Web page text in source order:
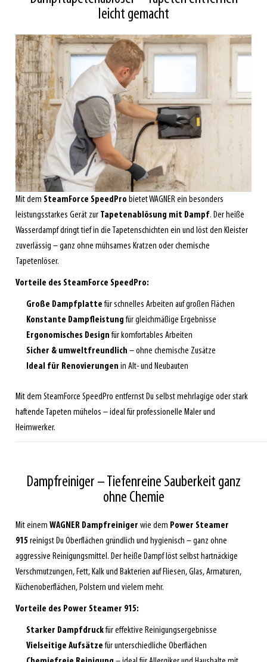
leicht gemacht
Mit dem SteamForce SpeedPro bietet WAGNER ein besonders
leistungsstarkes Gerät zur Tapetenablösung mit Dampf. Der heiße
Wasserdampf dringt tief in die Tapetenschichten ein und löst den Kleister
zuverlässig – ganz ohne mühsames Kratzen oder chemische
Tapetenlöser.
Vorteile des SteamForce SpeedPro:
Große Dampfplattefür schnelles Arbeiten auf großen Flächen
Konstante Dampfleistungfür gleichmäßige Ergebnisse
Ergonomisches Designfür komfortables Arbeiten
Sicher & umweltfreundlich – ohne chemische Zusätze
Ideal für Renovierungen in Alt- und Neubauten
Mit dem SteamForce SpeedPro entfernst Du selbst mehrlagige oder stark
haftende Tapeten mühelos – ideal für professionelle Maler und
Heimwerker.
Dampfreiniger – Tiefenreine Sauberkeit ganz
ohne Chemie
Mit einem WAGNER Dampfreiniger wie dem Power Steamer
915 reinigst Du Oberflächen gründlich und hygienisch – ganz ohne
aggressive Reinigungsmittel. Der heiße Dampf löst selbst hartnäckige
Verschmutzungen, Fett, Kalk und Bakterien auf Fliesen, Glas, Armaturen,
Küchenoberflächen, Polstern und vielem mehr.
Vorteile des Power Steamer 915:
Starker Dampfdruckfür effektive Reinigungsergebnisse
Vielseitige Aufsätzefür unterschiedliche Oberflächen